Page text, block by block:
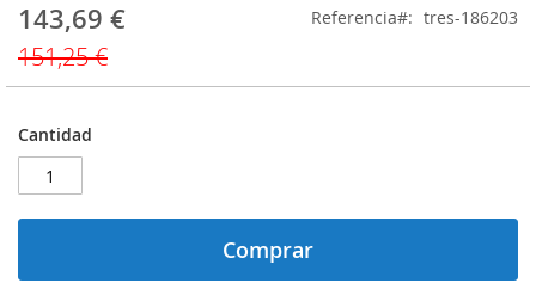
Precio
143,69 €
151,25 €
Referencia tres-186203
Cantidad
Comprar
la
galería
de
imágenes